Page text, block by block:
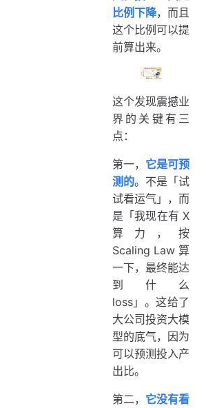
比例下降，而且
这个比例可以提
前算出来。
这个发现震撼业
界的关键有三
点：
第一， 它是可预
测的。不是「试
试看运气」，而
是「我现在有 X
算力，按
Scaling Law 算
一下，最终能达
到什么
loss」。这给了
大公司投资大模
型的底气，因为
可以预测投入产
出比。
第二， 它没有看